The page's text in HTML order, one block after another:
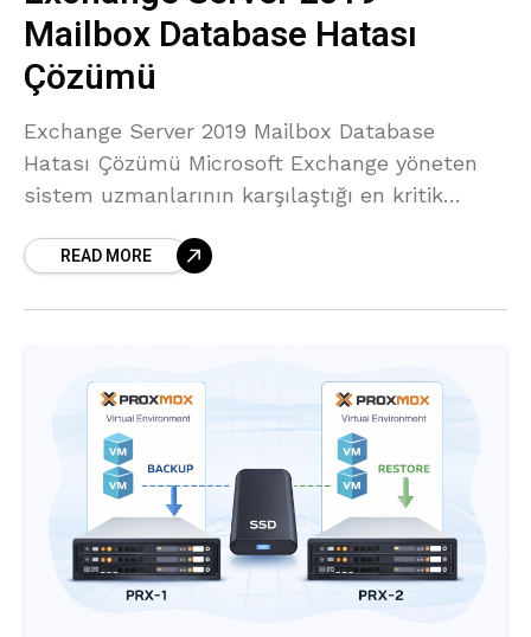
Mailbox Database Hatası
Çözümü
Exchange Server 2019 Mailbox Database
Hatası Çözümü Microsoft Exchange yöneten
sistem uzmanlarının karşılaştığı en kritik
hatası problemidir. Özellikle Exchange Server
READ MORE